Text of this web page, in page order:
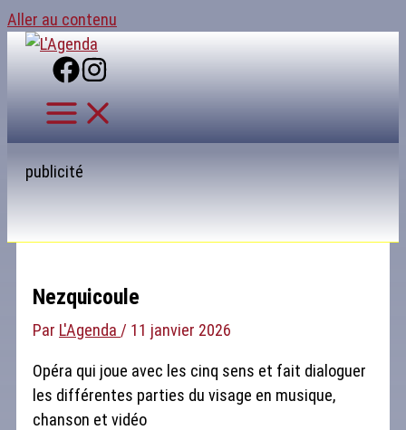
Aller au contenu
publicité
Nezquicoule
Par L'Agenda / 11 janvier 2026
Opéra qui joue avec les cinq sens et fait dialoguer
les différentes parties du visage en musique,
chanson et vidéo